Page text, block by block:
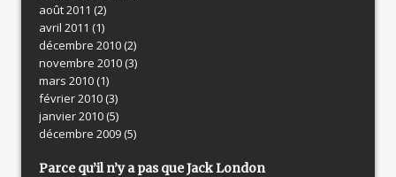
août 2011 (2)
avril 2011 (1)
décembre 2010(2)
novembre 2010(3)
mars 2010(1)
février 2010(3)
janvier 2010(5)
décembre 2009(5)
Parce qu’il n’y a pas que Jack London